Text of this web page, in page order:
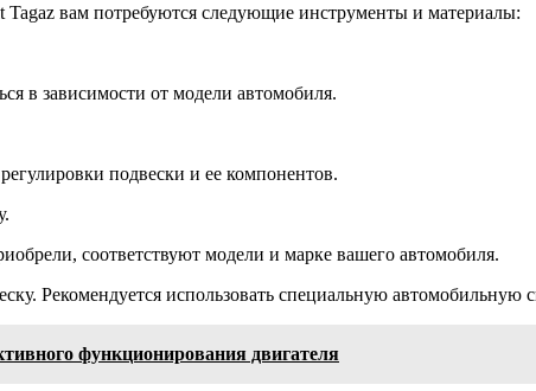
Tagaz вам потребуются следующие инструменты и материалы:
в зависимости от модели автомобиля.
подвески и ее компонентов.
соответствуют модели и марке вашего автомобиля.
Рекомендуется использовать специальную автомобильную
функционирования двигателя